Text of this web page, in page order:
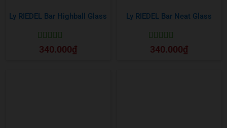
Ly RIEDEL Bar Highball Glass
Được xếp
hạng55 sao
340.000₫
Ly RIEDEL Bar Neat Glass
Được xếp
hạng55 sao
340.000₫